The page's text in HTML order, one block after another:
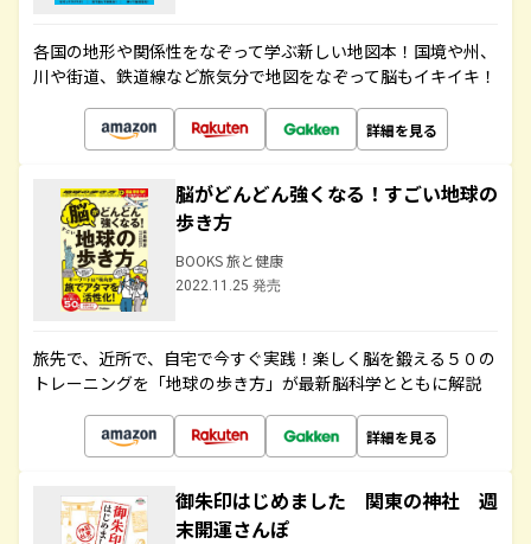
各国の地形や関係性をなぞって学ぶ新しい地図本！国境や州、
川や街道、鉄道線など旅気分で地図をなぞって脳もイキイキ！
詳細を見る
脳がどんどん強くなる！すごい地球の
歩き方
BOOKS 旅と健康
2022.11.25 発売
旅先で、近所で、自宅で今すぐ実践！楽しく脳を鍛える５０の
トレーニングを「地球の歩き方」が最新脳科学とともに解説
詳細を見る
御朱印はじめました 関東の神社 週
末開運さんぽ